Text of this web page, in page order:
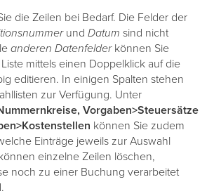
die Zeilen bei Bedarf. Die Felder der
und Datum sind nicht
anderen Datenfelderkönnen Sie
mittels einen Doppelklick auf die
editieren. In einigen Spalten stehen
zur Verfügung. Unter
Vorgaben>Steuersätze
können Sie zudem
Einträge jeweils zur Auswahl
einzelne Zeilen löschen,
noch zu einer Buchung verarbeitet